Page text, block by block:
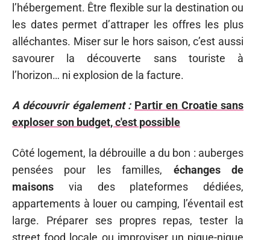
l’hébergement. Être flexible sur la destination ou
les dates permet d’attraper les offres les plus
alléchantes. Miser sur le hors saison, c’est aussi
savourer la découverte sans touriste à
l’horizon… ni explosion de la facture.
A découvrir également : Partir en Croatie sans
exploser son budget, c'est possible
Côté logement, la débrouille a du bon : auberges
pensées pour les familles, échanges de
maisons via des plateformes dédiées,
appartements à louer ou camping, l’éventail est
large. Préparer ses propres repas, tester la
street food locale ou improviser un pique-nique